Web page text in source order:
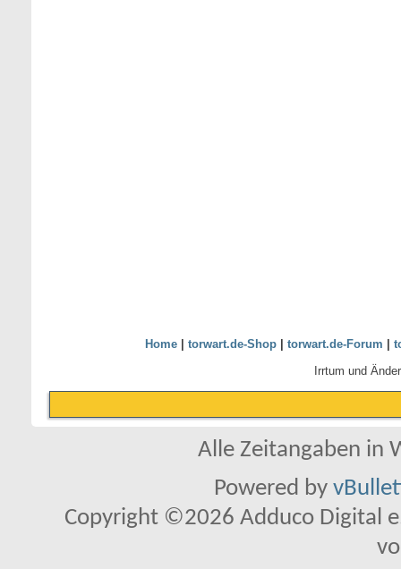
Home| torwart.de-Shop| torwart.de-Forum
Irrtum und
Alle Zeitangaben in
Powered by
Copyright ©2026 Adduco Digital